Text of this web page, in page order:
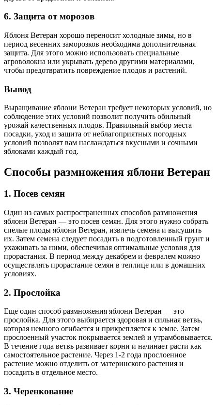
6. Защита от морозов
Яблоня Ветеран хорошо переносит холодные зимы, но в
период весенних заморозков необходима дополнительная
защита. Для этого можно использовать специальные
агроволокна или укрывать дерево другими материалами,
чтобы предотвратить повреждение плодов и растений.
Вывод
Выращивание яблони Ветеран требует некоторых условий, но
соблюдение этих условий позволит получить обильный
урожай качественных плодов. Правильный выбор места
посадки, уход и защита от неблагоприятных погодных
условий позволят вам наслаждаться вкусными и сочными
яблоками каждый год.
Способы размножения яблони Ветеран
1. Посев семян
Один из самых распространенных способов размножения
яблони Ветеран — это посев семян. Для этого нужно собрать
спелые плоды яблони Ветеран, извлечь семена и высушить
их. Затем семена следует посадить в подготовленный грунт и
ухаживать за ними, обеспечивая оптимальные условия для
прорастания. В период между декабрем и февралем можно
осуществлять прорастание семян в теплице или в домашних
условиях.
2. Прослойка
Еще один способ размножения яблони Ветеран — это
прослойка. Для этого выбирается здоровая и сильная ветвь,
которая немного огибается и прикрепляется к земле. Затем
прослоенный участок покрывается землей и утрамбовывается.
В течение года ветвь развивает корни и начинает расти как
самостоятельное растение. Через 1-2 года прослоенное
растение можно отделить от материнского растения и
посадить в отдельное место.
3. Черенкование